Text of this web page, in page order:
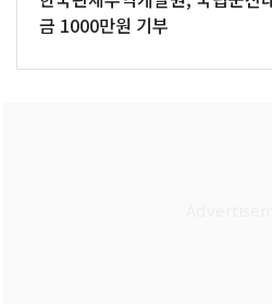
금 1000만원 기부